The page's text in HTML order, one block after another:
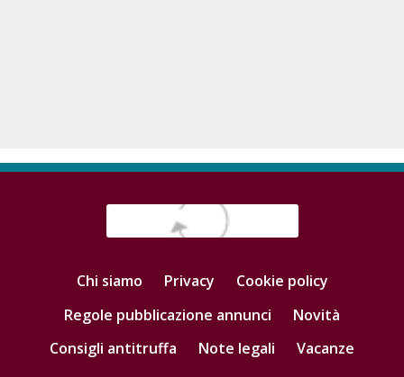
Chi siamo Privacy
Cookie policy
Regole pubblicazione annunci
Novità
Consigli antitruffa
Note legali
Vacanze